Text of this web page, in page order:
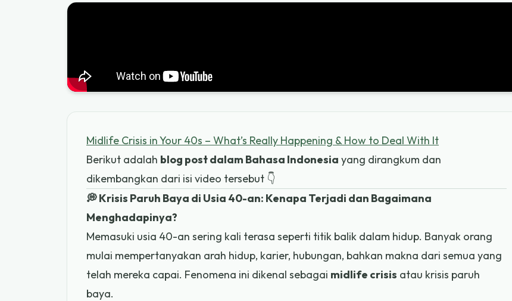
Midlife Crisis in Your 40s – What’s Really Happening & How to Deal With It
Berikut adalah blog post dalam Bahasa Indonesia yang dirangkum dan
dikembangkan dari isi video tersebut 👇
💭 Krisis Paruh Baya di Usia 40-an: Kenapa Terjadi dan Bagaimana
Menghadapinya?
Memasuki usia 40-an sering kali terasa seperti titik balik dalam hidup. Banyak orang
mulai mempertanyakan arah hidup, karier, hubungan, bahkan makna dari semua yang
telah mereka capai. Fenomena ini dikenal sebagai midlife crisis atau krisis paruh
baya.